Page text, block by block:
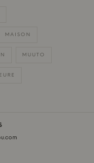
MAISON
MUUTO